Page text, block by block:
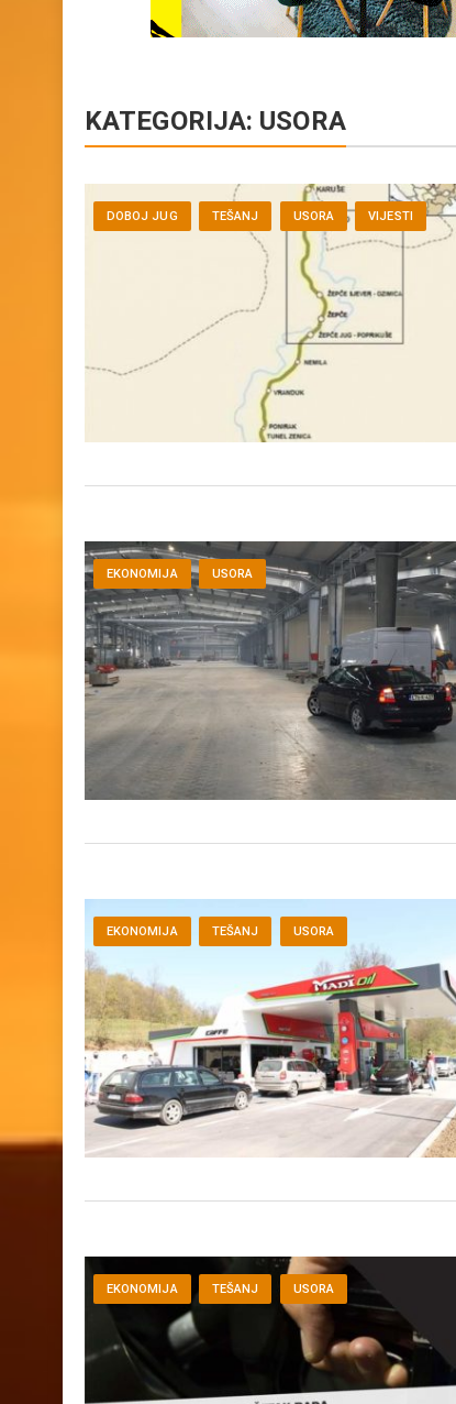
USORA
EKONOMIJA USORA
EKONOMIJA USORA
EKONOMIJA USORA